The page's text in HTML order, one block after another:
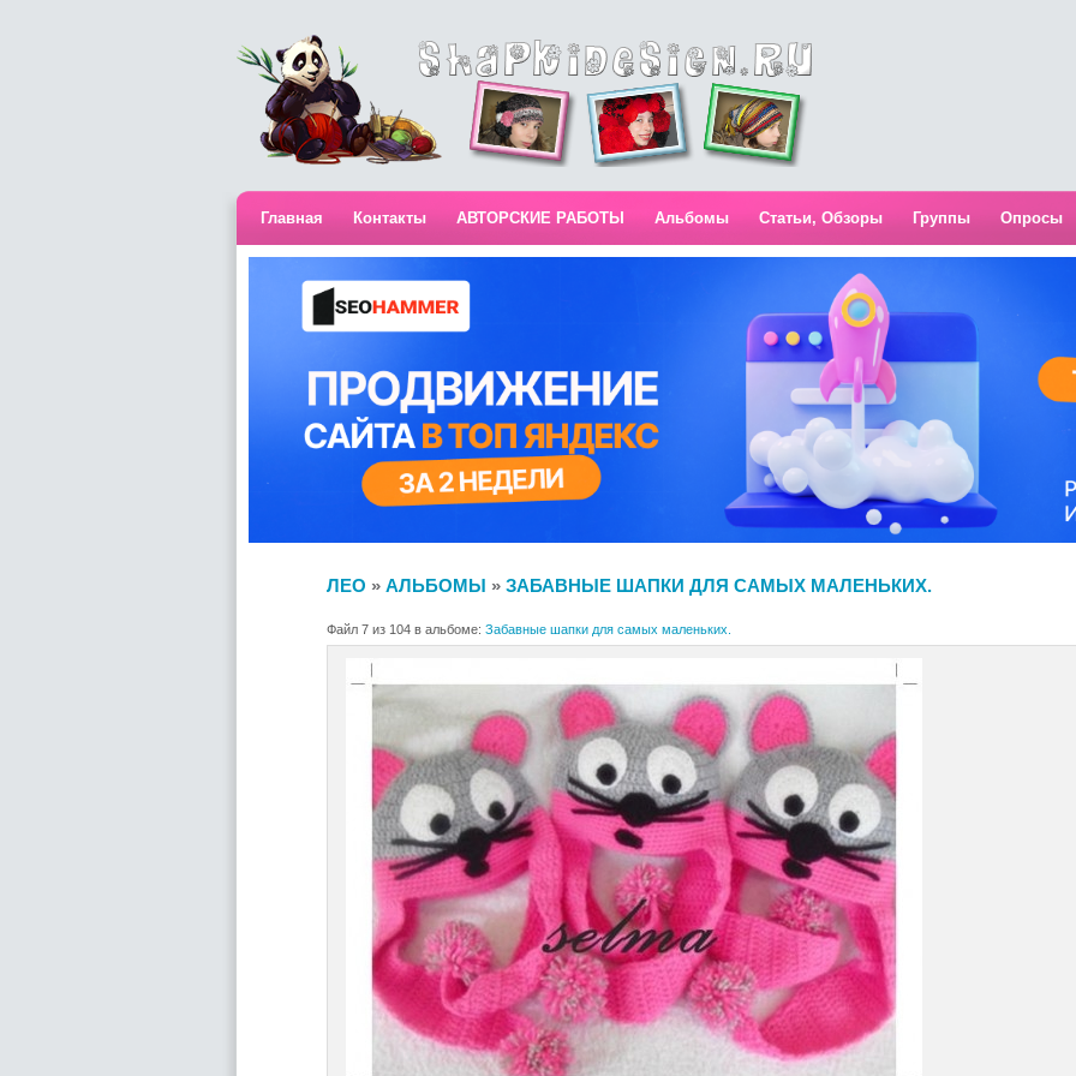
Главная Контакты АВТОРСКИЕ РАБОТЫ Альбомы Статьи, Обзоры Группы Опросы
ЛЕО » АЛЬБОМЫ » ЗАБАВНЫЕ ШАПКИ ДЛЯ САМЫХ МАЛЕНЬКИХ.
Файл 7 из 104 в альбоме: Забавные шапки для самых маленьких.